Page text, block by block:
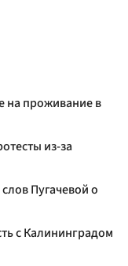
на проживание в
из-за
Пугачевой о
с Калининградом